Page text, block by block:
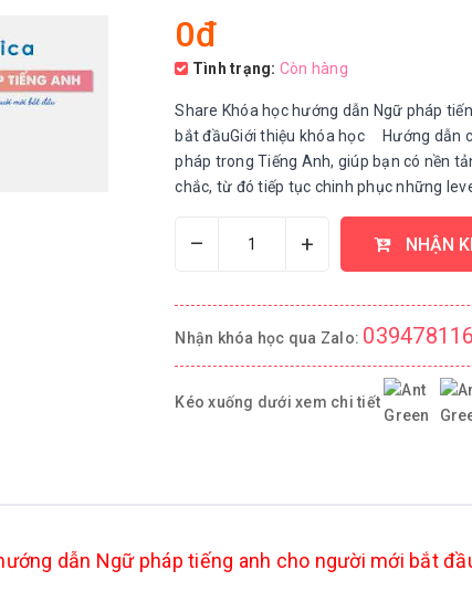
0đ
Tình trạng: Còn hàng
Share Khóa học hướng dẫn Ngữ pháp
bắt đầuGiới thiệu khóa học Hướng dẫn
pháp trong Tiếng Anh, giúp bạn có nền
chắc, từ đó tiếp tục chinh phục những
– + NHẬN
Nhận khóa học qua Zalo:
Kéo xuống dưới xem chi tiết
dẫn Ngữ pháp tiếng anh cho người mới bắt